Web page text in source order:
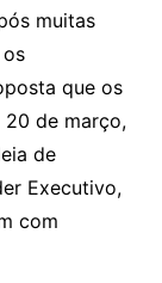
muitas
que os
de março,
de
Executivo,
com